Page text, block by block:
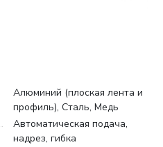
Алюминий (плоская лента и
профиль), Cталь, Медь
Автоматическая подача,
надрез, гибка